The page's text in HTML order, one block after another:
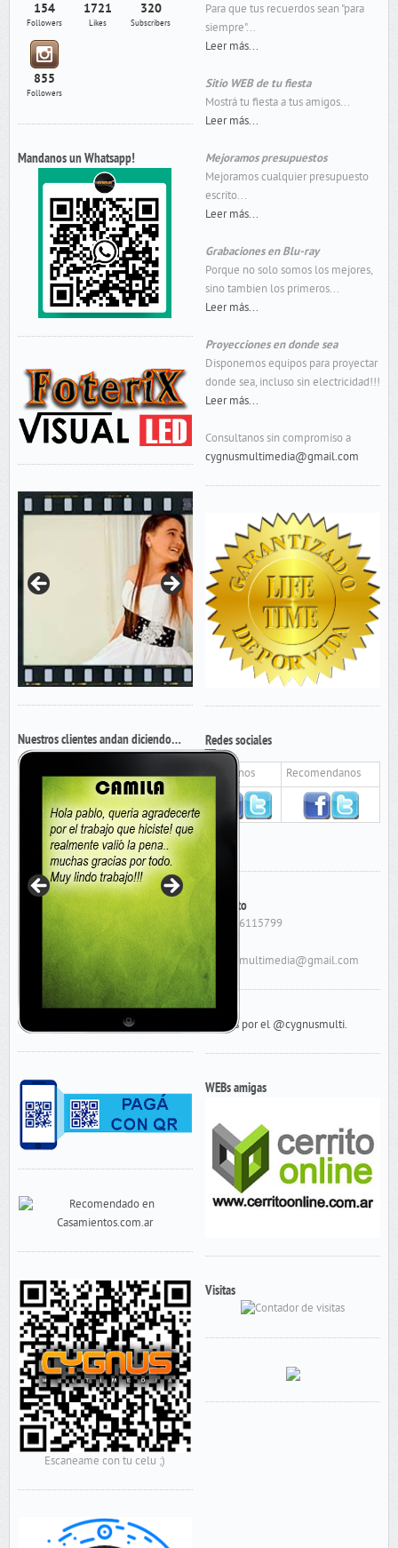
154
Followers
1721
Likes
320
Subscribers
855
Followers
Mandanos un Whatsapp!
Nuestros clientes andan diciendo…
Escaneame con tu celu ;)
Para que tus recuerdos sean "para
siempre"...
Leer más...
Sitio WEB de tu fiesta
Mostrá tu fiesta a tus amigos...
Leer más...
Mejoramos presupuestos
Mejoramos cualquier presupuesto
escrito...
Leer más...
Grabaciones en Blu-ray
Porque no solo somos los mejores,
sino tambien los primeros...
Leer más...
Proyecciones en donde sea
Disponemos equipos para proyectar
donde sea, incluso sin electricidad!!!
Leer más...
Consultanos sin compromiso a
cygnusmultimedia@gmail.com
Redes sociales
Seguinos Recomendanos
Contacto
Cel: 156115799
cygnusmultimedia@gmail.com
Tweets por el @cygnusmulti.
WEBs amigas
Visitas